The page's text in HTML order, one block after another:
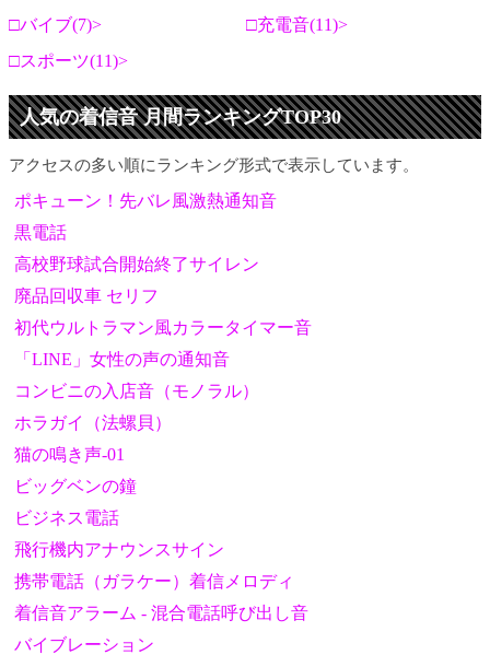
バイブ(7)
充電音(11)
スポーツ(11)
人気の着信音 月間ランキングTOP30
アクセスの多い順にランキング形式で表示しています。
ポキューン！先バレ風激熱通知音
黒電話
高校野球試合開始終了サイレン
廃品回収車 セリフ
初代ウルトラマン風カラータイマー音
「LINE」女性の声の通知音
コンビニの入店音（モノラル）
ホラガイ（法螺貝）
猫の鳴き声-01
ビッグベンの鐘
ビジネス電話
飛行機内アナウンスサイン
携帯電話（ガラケー）着信メロディ
着信音アラーム - 混合電話呼び出し音
バイブレーション